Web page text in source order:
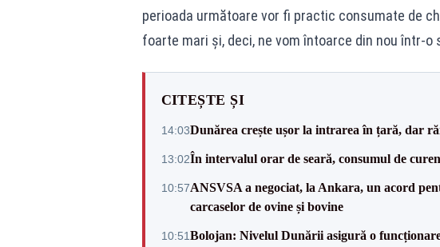
perioada următoare vor fi practic consumate de
foarte mari şi, deci, ne vom întoarce din nou într-o
CITEȘTE ȘI
14:03Dunărea crește ușor la intrarea în țară, dar
13:02În intervalul orar de seară, consumul de
10:57ANSVSA a negociat, la Ankara, un acord
carcaselor de ovine și bovine
10:51Bolojan: Nivelul Dunării asigură o